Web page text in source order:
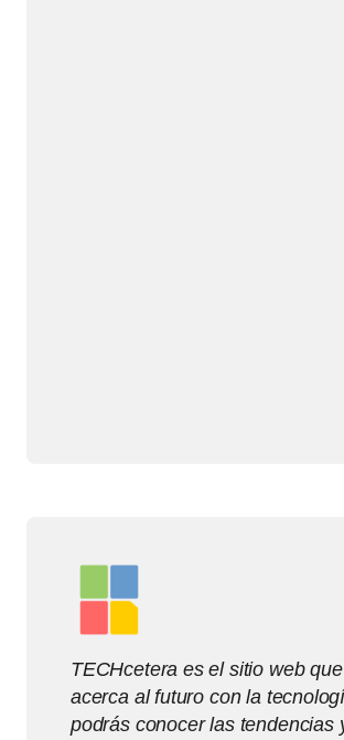
TECHcetera es el sitio web
acerca al futuro con la
podrás conocer las tendencias